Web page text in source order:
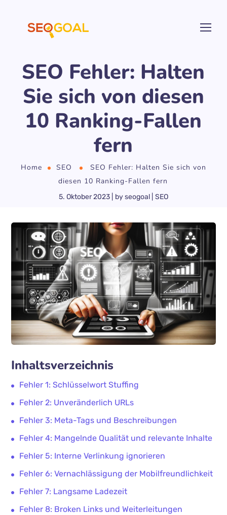
SEO Fehler: Halten
Sie sich von diesen
10 Ranking-Fallen
fern
Home SEO
SEO Fehler: Halten Sie sich von
diesen 10 Ranking-Fallen fern
5. Oktober 2023 byseogoal SEO
Inhaltsverzeichnis
Fehler 1: Schlüsselwort Stuffing
Fehler 2: Unveränderlich URLs
Fehler 3: Meta-Tags und Beschreibungen
Fehler 4: Mangelnde Qualität und relevante Inhalte
Fehler 5: Interne Verlinkung ignorieren
Fehler 6: Vernachlässigung der Mobilfreundlichkeit
Fehler 7: Langsame Ladezeit
Fehler 8: Broken Links und Weiterleitungen